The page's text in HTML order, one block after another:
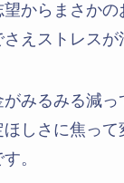
からまさかの
えストレスが
みるみる減っ
しさに焦って
。